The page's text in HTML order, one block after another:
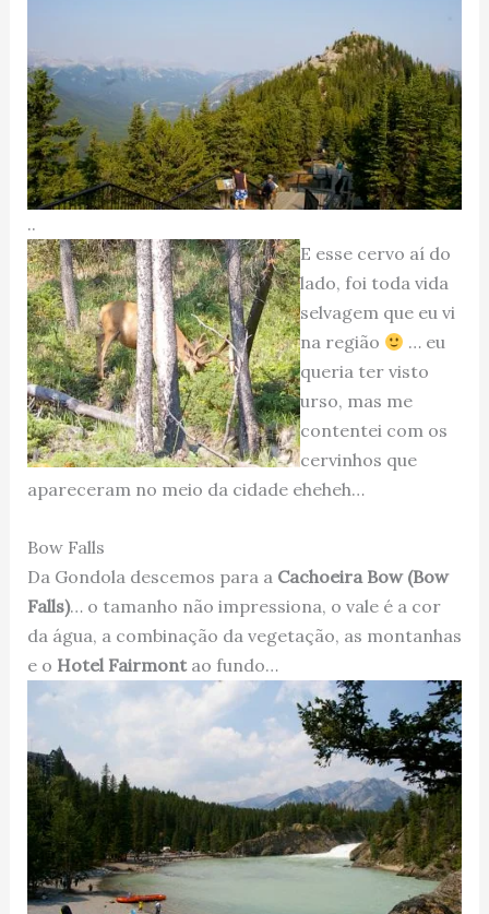
..
E esse cervo aí do
lado, foi toda vida
selvagem que eu vi
na região
… eu
queria ter visto
urso, mas me
contentei com os
cervinhos que
apareceram no meio da cidade eheheh…
Bow Falls
Da Gondola descemos para a Cachoeira Bow (Bow
Falls)… o tamanho não impressiona, o vale é a cor
da água, a combinação da vegetação, as montanhas
e o Hotel Fairmontao fundo…